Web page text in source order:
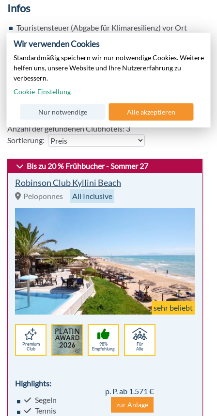
Infos
Touristensteuer (Abgabe für Klimaresilienz) vor Ort
zahlbar
Weitere Anlagen, die Sie begeistern
könnten
Anzahl der gefundenen Clubhotels:3
Sortierung:
Bis zu 20 % Frühbucher - Sommer 27
Robinson Club Kyllini Beach
Peloponnes All Inclusive
sehr beliebt
Premium
Club
98%
Empfehlung
Für
Alle
Highlights:
Segeln
Tennis
p. P. ab 1.571 €
zur Anlage
Wir verwenden Cookies
Standardmäßig speichern wir nur notwendige Cookies. Weitere
helfen uns, unsere Website und Ihre Nutzererfahrung zu
verbessern.
Cookie-Einstellung
Nur notwendige Alle akzeptieren